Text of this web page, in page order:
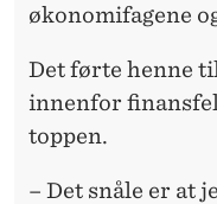
økonomifagene
Det førte henne
innenfor
toppen.
– Det snåle er at